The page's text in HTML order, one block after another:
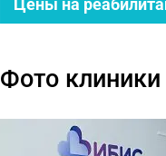
Цены на
Фото клиники